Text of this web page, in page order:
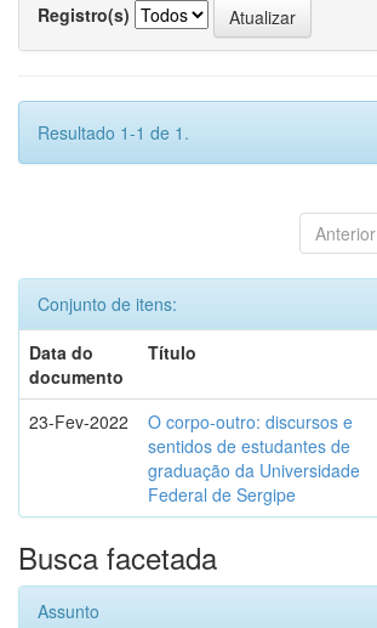
Registro(s)
Resultado 1-1 de 1.
Anterior
Conjunto de itens:
Data do
documento
Título
23-Fev-2022
O corpo-outro: discursos e
sentidos de estudantes de
graduação da Universidade
Federal de Sergipe
Busca facetada
Assunto